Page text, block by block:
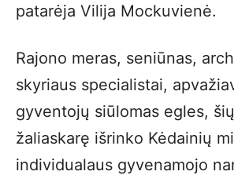
patarėja Vilija Mockuvienė.
Rajono meras, seniūnas,
skyriaus specialistai,
gyventojų siūlomas egles,
žaliaskarę išrinko Kėdainių
individualaus gyvenamojo